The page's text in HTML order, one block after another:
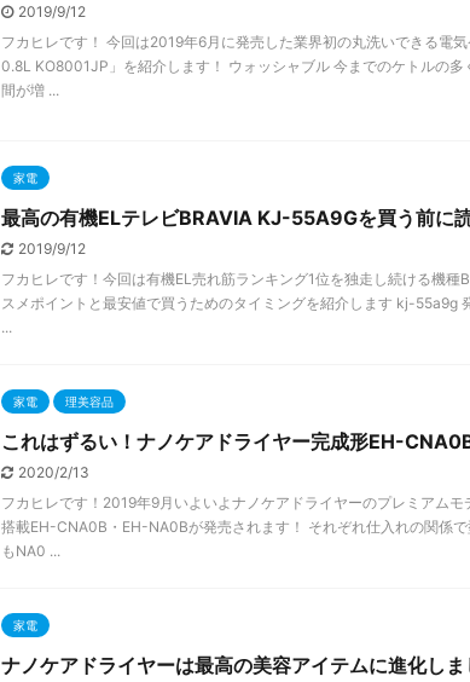
2019/9/12
フカヒレです！ 今回は2019年6月に発売した業界初の丸洗いできる電
0.8L KO8001JP」を紹介します！ ウォッシャブル 今までのケトルの多
間が増 ...
家電
最高の有機ELテレビBRAVIA KJ-55A9Gを買う前に
2019/9/12
フカヒレです！今回は有機EL売れ筋ランキング1位を独走し続ける機種
スメポイントと最安値で買うためのタイミングを紹介します kj-55a9g
...
家電 理美容品
これはずるい！ナノケアドライヤー完成形EH-
2020/2/13
フカヒレです！2019年9月いよいよナノケアドライヤーのプレミアムモ
搭載EH-CNA0B・EH-NA0Bが発売されます！ それぞれ仕入れの関係
もNA0 ...
家電
ナノケアドライヤーは最高の美容アイテムに進化しま